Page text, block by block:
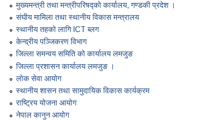
मुख्यमन्त्री तथा मन्त्रीपरिषद्को कार्यालय, गण्डकी प्रदेश ।
संघीय मामिला तथा स्थानीय विकास मन्त्रालय
स्थानीय तहको लागि ICT ब्लग
केन्द्रीय पञ्जिकरण विभाग
जिल्ला समन्वय समिति को कार्यालय लमजुङ
जिल्ला प्रशासन कार्यालय लमजुङ ।
लोक सेवा आयोग
स्थानीय शासन तथा सामुदायिक विकास कार्यक्रम
राष्ट्रिय योजना आयोग
नेपाल कानुन आयोग